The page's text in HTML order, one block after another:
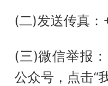
(二)发送传真
(三)微信举报
公众号，点击“